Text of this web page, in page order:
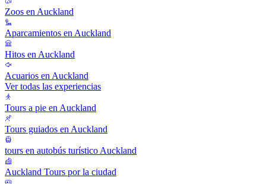
Zoos en Auckland
Aparcamientos en Auckland
Hitos en Auckland
Acuarios en Auckland
Ver todas las experiencias
Tours a pie en Auckland
Tours guiados en Auckland
tours en autobús turístico Auckland
Auckland Tours por la ciudad